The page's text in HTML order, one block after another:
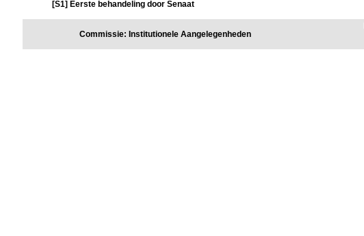
[S1] Eerste behandeling door Senaat
Commissie: Institutionele Aangelegenheden